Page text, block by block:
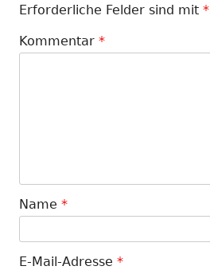
Erforderliche Felder sind mit *
Kommentar *
Name *
E-Mail-Adresse *